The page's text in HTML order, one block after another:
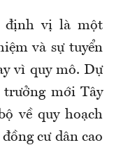
định vị là một
và sự tuyển
vì quy mô. Dự
mới Tây
về quy hoạch
cư dân cao